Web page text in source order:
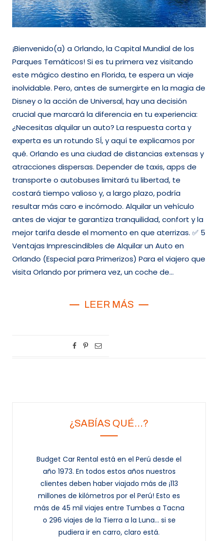
¡Bienvenido(a) a Orlando, la Capital Mundial de los
Parques Temáticos! Si es tu primera vez visitando
este mágico destino en Florida, te espera un viaje
inolvidable. Pero, antes de sumergirte en la magia de
Disney o la acción de Universal, hay una decisión
crucial que marcará la diferencia en tu experiencia:
¿Necesitas alquilar un auto? La respuesta corta y
experta es un rotundo SÍ, y aquí te explicamos por
qué. Orlando es una ciudad de distancias extensas y
atracciones dispersas. Depender de taxis, apps de
transporte o autobuses limitará tu libertad, te
costará tiempo valioso y, a largo plazo, podría
resultar más caro e incómodo. Alquilar un vehículo
antes de viajar te garantiza tranquilidad, confort y la
mejor tarifa desde el momento en que aterrizas. ✅ 5
Ventajas Imprescindibles de Alquilar un Auto en
Orlando (Especial para Primerizos) Para el viajero que
visita Orlando por primera vez, un coche de…
LEER MÁS
¿SABÍAS QUÉ…?
Budget Car Rental está en el Perú desde el
año 1973. En todos estos años nuestros
clientes deben haber viajado más de ¡113
millones de kilómetros por el Perú! Esto es
más de 45 mil viajes entre Tumbes a Tacna
o 296 viajes de la Tierra a la Luna... si se
pudiera ir en carro, claro está.